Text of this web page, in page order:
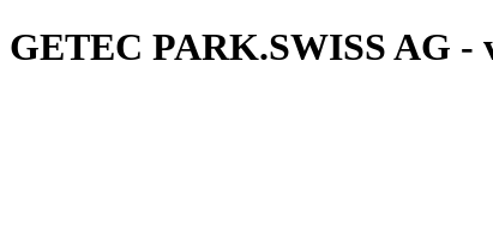
GETEC PARK.SWISS AG